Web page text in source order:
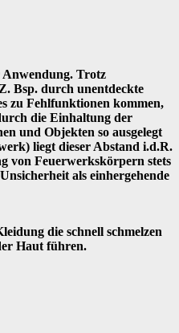
Anwendung. Trotz
Bsp. durch unentdeckte
zu Fehlfunktionen kommen,
die Einhaltung der
und Objekten so ausgelegt
liegt dieser Abstand i.d.R.
von Feuerwerkskörpern stets
als einhergehende
die schnell schmelzen
Haut führen.